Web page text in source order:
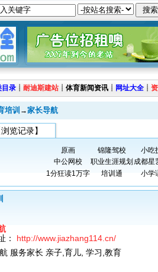
目录 ┊ 耐迪斯建站 ┊ 体育新闻资讯 ┊ 网址大全 ┊
培训 →家长导航
浏览记录】
原画 锦隆驾校
小吃
中公网校
职业生涯规划 成都星
1分狂读1万字
培训通 小学
： http://www.jiazhang114.cn/
服务家长 亲子,育儿, 学习,教育